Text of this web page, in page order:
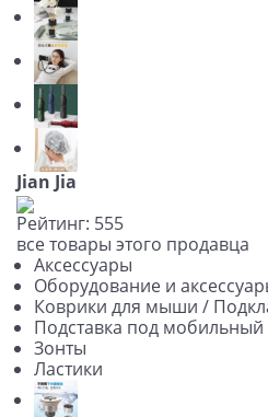
Jian Jia
Рейтинг: 555
все товары этого продавца
Аксессуары
Оборудование и
Коврики для мыши /
Подставка под мобильный
Зонты
Ластики